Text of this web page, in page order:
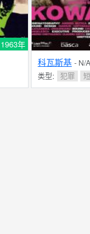
1963年
科瓦斯基 - N/
类型: 犯罪